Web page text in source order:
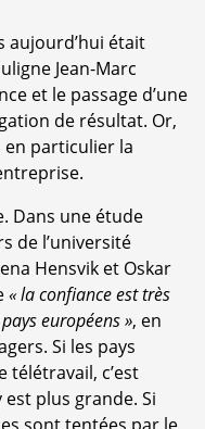
aujourd’hui était
Jean-Marc
et le passage d’une
de résultat. Or,
en particulier la
Dans une étude
de l’université
Hensvik et Oskar
« la confiance est très
européens », en
Si les pays
c’est
plus grande. Si